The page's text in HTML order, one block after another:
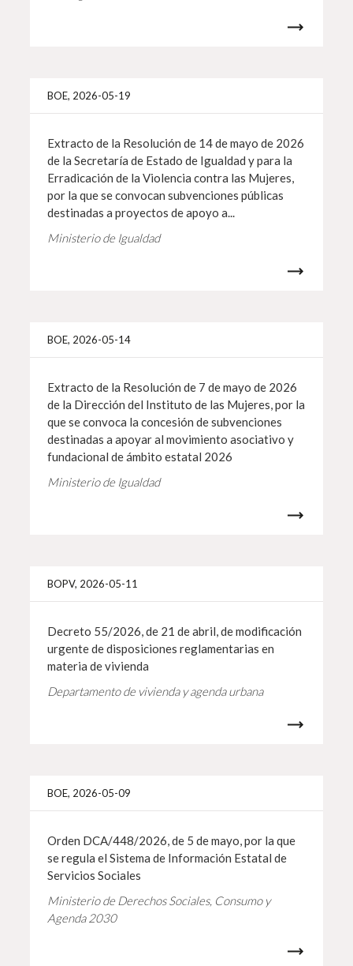
BOE, 2026-05-19
Extracto de la Resolución de 14 de mayo de 2026
de la Secretaría de Estado de Igualdad y para la
Erradicación de la Violencia contra las Mujeres,
por la que se convocan subvenciones públicas
destinadas a proyectos de apoyo a...
Ministerio de Igualdad
BOE, 2026-05-14
Extracto de la Resolución de 7 de mayo de 2026
de la Dirección del Instituto de las Mujeres, por la
que se convoca la concesión de subvenciones
destinadas a apoyar al movimiento asociativo y
fundacional de ámbito estatal 2026
Ministerio de Igualdad
BOPV, 2026-05-11
Decreto 55/2026, de 21 de abril, de modificación
urgente de disposiciones reglamentarias en
materia de vivienda
Departamento de vivienda y agenda urbana
BOE, 2026-05-09
Orden DCA/448/2026, de 5 de mayo, por la que
se regula el Sistema de Información Estatal de
Servicios Sociales
Ministerio de Derechos Sociales, Consumo y
Agenda 2030